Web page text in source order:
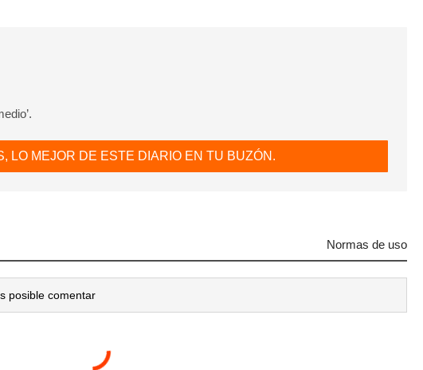
LO MEJOR DE ESTE DIARIO EN TU BUZÓN.
Normas de uso
posible comentar